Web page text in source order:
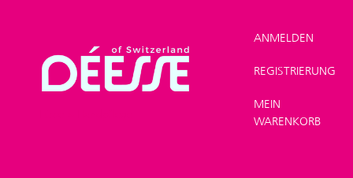
ANMELDEN
REGISTRIERUNG
MEIN
WARENKORB